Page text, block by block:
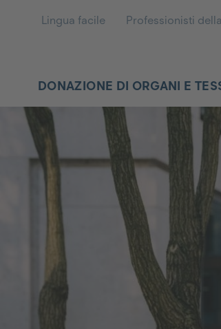
Lingua facile Professionisti
DONAZIONE DI ORGANI E